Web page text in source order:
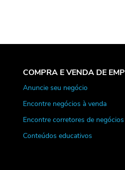
COMPRA E VENDA DE
Anuncie seu negócio
Encontre negócios à venda
Encontre corretores de negócios
Conteúdos educativos